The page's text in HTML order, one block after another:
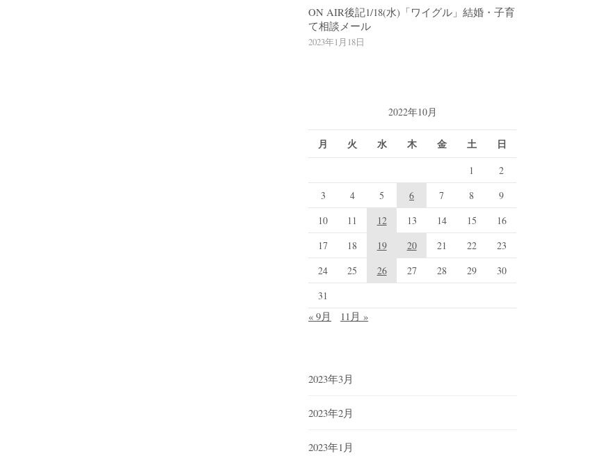
ON AIR後記1/18(水)「ワイグル」結婚・子育
て相談メール
2023年1月18日
2022年10月
月 火 水 木 金 土 日
1
2
3
4 5 6 7 8
9
10
11 12 13 14 15
16
17
18 19 20 21 22
23
24
25 26 27 28 29
30
31
« 9月 11月 »
2023年3月
2023年2月
2023年1月